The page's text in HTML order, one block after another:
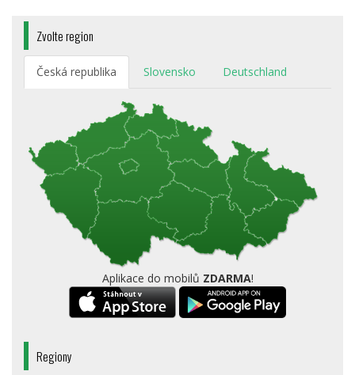
Zvolte region
Česká republika Slovensko Deutschland
Aplikace do mobilů ZDARMA!
Regiony